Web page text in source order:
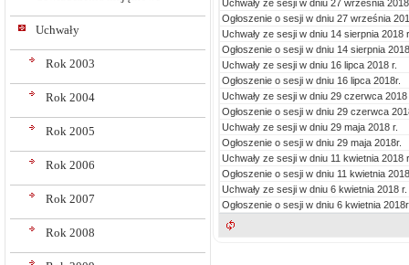
Uchwały
Rok 2003
Rok 2004
Rok 2005
Rok 2006
Rok 2007
Rok 2008
Uchwały ze sesji w dniu 27 września
Ogłoszenie o sesji w dniu 27 września
Uchwały ze sesji w dniu 14 sierpnia 2018
Ogłoszenie o sesji w dniu 14 sierpnia
Uchwały ze sesji w dniu 16 lipca 2018 r.
Ogłoszenie o sesji w dniu 16 lipca 2018r.
Uchwały ze sesji w dniu 29 czerwca 2018
Ogłoszenie o sesji w dniu 29 czerwca
Uchwały ze sesji w dniu 29 maja 2018 r.
Ogłoszenie o sesji w dniu 29 maja 2018r.
Uchwały ze sesji w dniu 11 kwietnia 2018
Ogłoszenie o sesji w dniu 11 kwietnia
Uchwały ze sesji w dniu 6 kwietnia 2018 r.
Ogłoszenie o sesji w dniu 6 kwietnia